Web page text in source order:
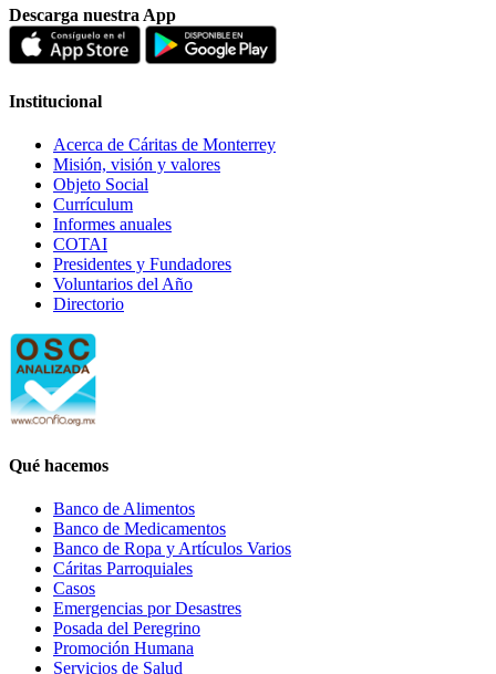
Descarga nuestra App
Institucional
Acerca de Cáritas de Monterrey
Misión, visión y valores
Objeto Social
Currículum
Informes anuales
COTAI
Presidentes y Fundadores
Voluntarios del Año
Directorio
Qué hacemos
Banco de Alimentos
Banco de Medicamentos
Banco de Ropa y Artículos Varios
Cáritas Parroquiales
Casos
Emergencias por Desastres
Posada del Peregrino
Promoción Humana
Servicios de Salud